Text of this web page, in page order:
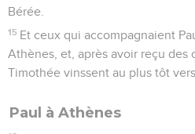
Bérée.
15 Et ceux qui accompagnaient
Athènes, et, après avoir reçu des
Timothée vinssent au plus tôt
Paul à Athènes